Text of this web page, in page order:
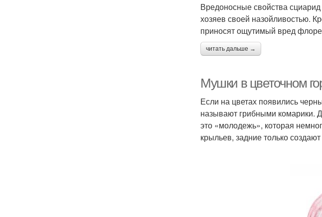
Вредоносные свойства
хозяев своей назойливостью.
приносят ощутимый вред флоре
читать дальше →
Мушки в цветочном
Если на цветах появились
называют грибными комарики.
это «молодежь», которая
крыльев, задние только